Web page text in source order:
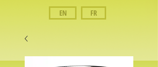
EN FR